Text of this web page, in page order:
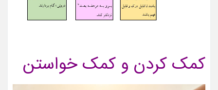
کمک کردن و کمک خواستن